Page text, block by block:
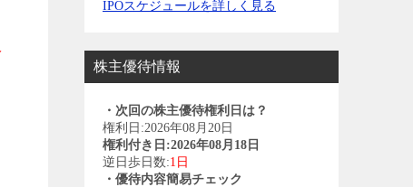
IPOスケジュールを詳しく見る
株主優待情報
・次回の株主優待権利日は？
権利日:2026年08月20日
権利付き日:2026年08月18日
逆日歩日数:1日
・優待内容簡易チェック